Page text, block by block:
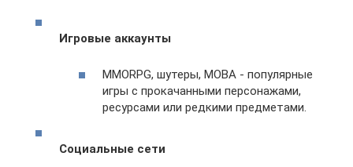
Игровые аккаунты
MMORPG, шутеры, MOBA - популярные
игры с прокачанными персонажами,
ресурсами или редкими предметами.
Социальные сети